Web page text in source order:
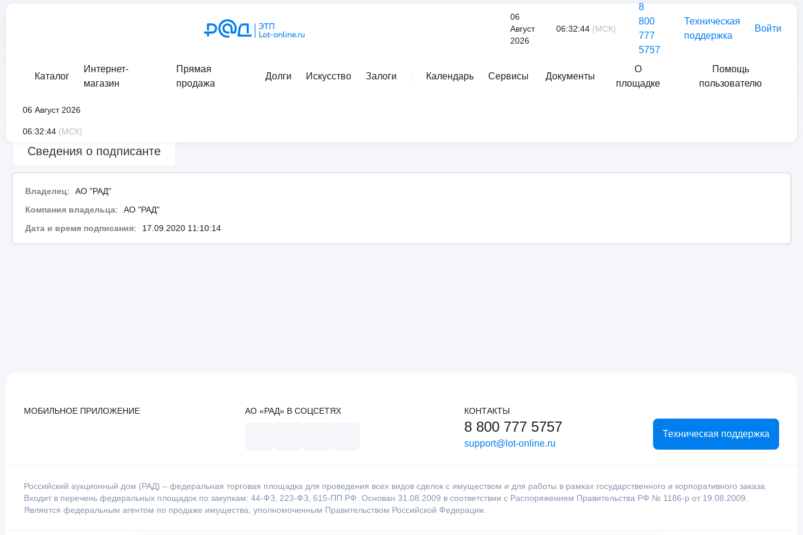
06
Август
2026
06:32:44 (МСК)
8
800
777
5757
Техническая
поддержка
Войти
Каталог
Интернет-
магазин
Прямая
продажа
Долги Искусство Залоги Календарь Сервисы Документы
О
площадке
Помощь
пользователю
06 Август 2026
06:32:44 (МСК)
Сведения о подписанте
Владелец:
АО "РАД"
Компания владельца:
АО "РАД"
Дата и время подписания: 17.09.2020 11:10:14
МОБИЛЬНОЕ ПРИЛОЖЕНИЕ АО «РАД» В СОЦСЕТЯХ КОНТАКТЫ
8 800 777 5757
support@lot-online.ru
Техническая поддержка
Российский аукционный дом (РАД) – федеральная торговая площадка для проведения всех видов сделок с имуществом и для работы в рамках государственного и корпоративного заказа.
Входит в перечень федеральных площадок по закупкам: 44-ФЗ, 223-ФЗ, 615-ПП РФ. Основан 31.08.2009 в соответствии с Распоряжением Правительства РФ № 1186-р от 19.08.2009.
Является федеральным агентом по продаже имущества, уполномоченным Правительством Российской Федерации.